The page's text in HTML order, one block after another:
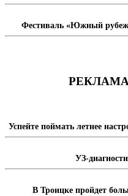
Фестиваль «Южный
Успейте поймать летнее
УЗ-
В Троицке пройдет